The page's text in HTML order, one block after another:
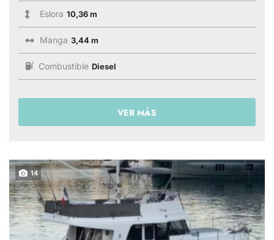
Eslora 10,36 m
Manga 3,44 m
Combustible Diesel
VER MÁS
14